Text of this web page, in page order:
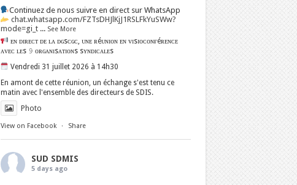
Continuez de nous suivre en direct sur WhatsApp
chat.whatsapp.com/FZTsDHJlKjJ1RSLFkYuSWw?
mode=gi_t
ᴇɴ ᴅɪʀᴇᴄᴛ ᴅᴇ ʟᴀ ᴅɢsᴄɢᴄ, ᴜɴᴇ ʀéᴜɴɪᴏɴ ᴇɴ ᴠɪsɪᴏᴄᴏɴғéʀᴇɴᴄᴇ
ᴀᴠᴇᴄ ʟᴇs 𝟿 ᴏʀɢᴀɴɪsᴀᴛɪᴏɴs sʏɴᴅɪᴄᴀʟᴇs
Vendredi 31 juillet 2026 à 14h30
En amont de cette réunion, un échange s'est tenu ce
matin avec l'ensemble des directeurs de SDIS.
... See More
Photo
View on Facebook · Share
SUD SDMIS
5 days ago